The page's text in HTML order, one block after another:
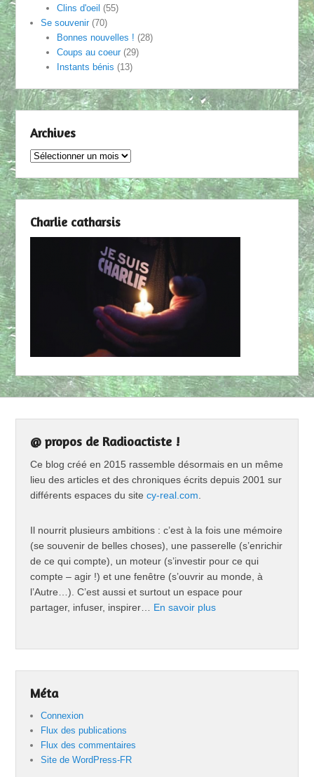
Clins d'oeil (55)
Se souvenir(70)
Bonnes nouvelles ! (28)
Coups au coeur(29)
Instants bénis (13)
Archives
Archives
Charlie catharsis
@ propos de Radioactiste !
Ce blog créé en 2015 rassemble désormais en un même
lieu des articles et des chroniques écrits depuis 2001 sur
différents espaces du sitecy-real.com
Il nourrit plusieurs ambitions : c’est à la fois une mémoire
(se souvenir de belles choses), une passerelle (s’enrichir
de ce qui compte), un moteur (s’investir pour ce qui
compte – agir !) et une fenêtre (s’ouvrir au monde, à
l’Autre…). C’est aussi et surtout un espace pour
partager, infuser, inspirer… En savoir plus
Méta
Connexion
Flux des publications
Flux des commentaires
Site de WordPress-FR